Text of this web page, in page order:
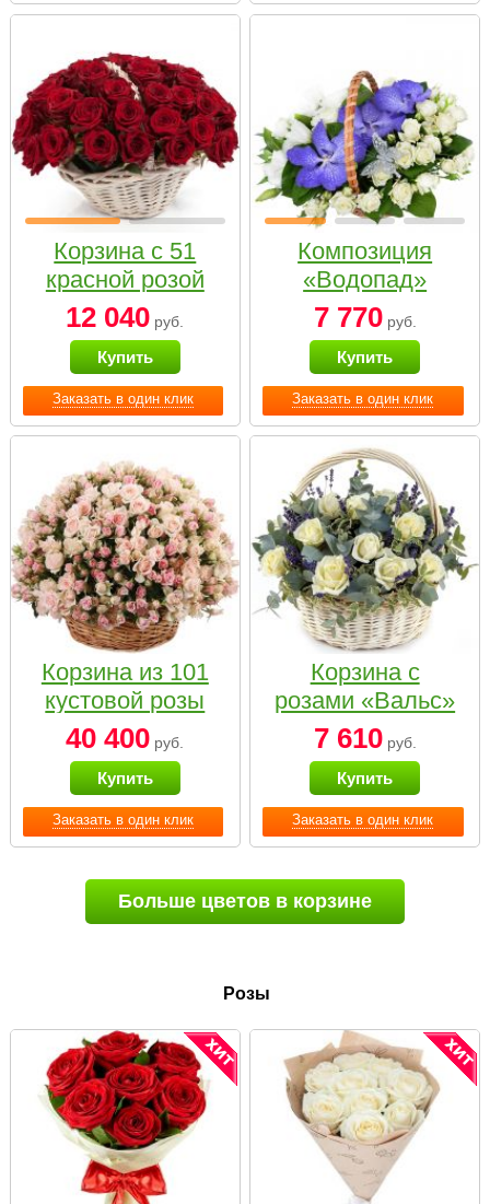
Заказать в один клик
Корзина с 51
красной розой
12 040 руб.
Купить
Заказать в один клик
Композиция
«Водопад»
7 770руб.
Купить
Заказать в один клик
Корзина из 101
кустовой розы
нежных тонов
40 400 руб.
Купить
Заказать в один клик
Корзина с
розами «Вальс»
7 610руб.
Купить
Больше цветов в корзине
Розы